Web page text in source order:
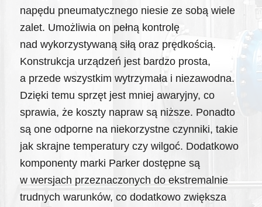
napędu pneumatycznego niesie ze sobą wiele
zalet. Umożliwia on pełną kontrolę
nad wykorzystywaną siłą oraz prędkością.
Konstrukcja urządzeń jest bardzo prosta,
a przede wszystkim wytrzymała i niezawodna.
Dzięki temu sprzęt jest mniej awaryjny, co
sprawia, że koszty napraw są niższe. Ponadto
są one odporne na niekorzystne czynniki, takie
jak skrajne temperatury czy wilgoć. Dodatkowo
komponenty marki Parker dostępne są
w wersjach przeznaczonych do ekstremalnie
trudnych warunków, co dodatkowo zwiększa